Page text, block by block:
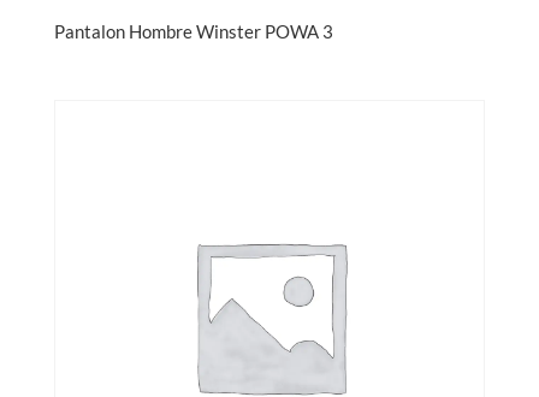
Pantalon Hombre Winster POWA 3